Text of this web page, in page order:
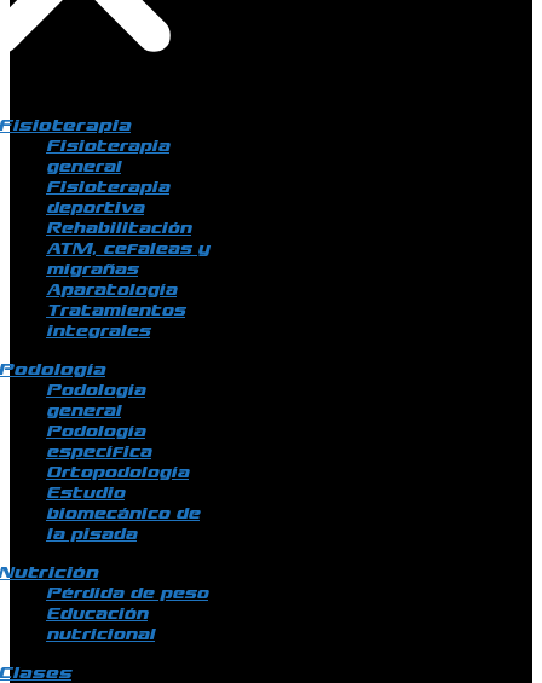
Fisioterapia
general
Fisioterapia
deportiva
Rehabilitación
ATM, cefaleas y
migrañas
Aparatología
Tratamientos
integrales
Podología
general
Podología
específica
Ortopodología
Estudio
biomecánico de
la pisada
Pérdida de peso
Educación
nutricional